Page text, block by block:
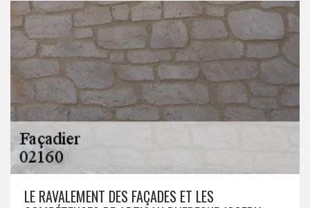
LE RAVALEMENT DES FAÇADES ET LES